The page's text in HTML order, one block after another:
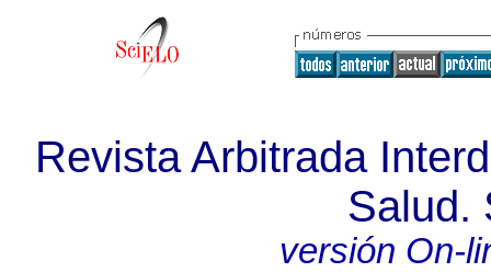
Revista Arbitrada
Salud.
versión On-